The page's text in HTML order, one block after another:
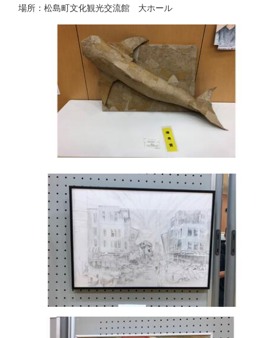
場所：松島町文化観光交流館 大ホール